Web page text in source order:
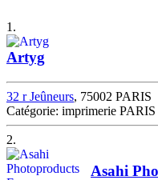
1.
Artyg
32 r Jeûneurs, 75002 PARIS
Catégorie: imprimerie PARIS
2.
Asahi